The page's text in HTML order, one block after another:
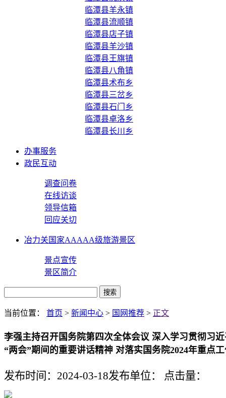
临潭县羊永镇
临潭县流顺镇
临潭县店子镇
临潭县羊沙镇
临潭县王旗镇
临潭县八角镇
临潭县术布乡
临潭县三岔乡
临潭县石门乡
临潭县卓洛乡
临潭县长川乡
办事服务
政民互动
调查问卷
在线访谈
领导信箱
回应关切
冶力关国家AAAAA级旅游景区
景点宣传
景区简介
当前位置： 首页 > 新闻中心 > 国网推荐 > 正文
李强主持召开国务院第四次全体会议 深入学习贯彻习
“两会”期间的重要讲话精神 对落实国务院2024年重点
发布时间：2024-03-18发布单位： 点击量：